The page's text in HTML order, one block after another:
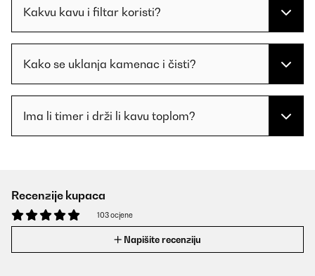
Kakvu kavu i filtar koristi?
Kako se uklanja kamenac i čisti?
Ima li timer i drži li kavu toplom?
Recenzije kupaca
103 ocjene
Napišite recenziju